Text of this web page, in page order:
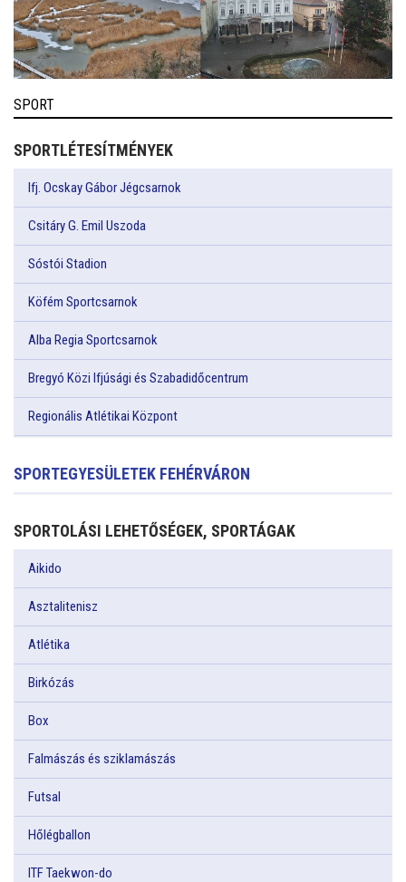
SPORT
SPORTLÉTESÍTMÉNYEK
Ifj. Ocskay Gábor Jégcsarnok
Csitáry G. Emil Uszoda
Sóstói Stadion
Köfém Sportcsarnok
Alba Regia Sportcsarnok
Bregyó Közi Ifjúsági és Szabadidőcentrum
Regionális Atlétikai Központ
SPORTEGYESÜLETEK FEHÉRVÁRON
SPORTOLÁSI LEHETŐSÉGEK, SPORTÁGAK
Aikido
Asztalitenisz
Atlétika
Birkózás
Box
Falmászás és sziklamászás
Futsal
Hőlégballon
ITF Taekwon-do